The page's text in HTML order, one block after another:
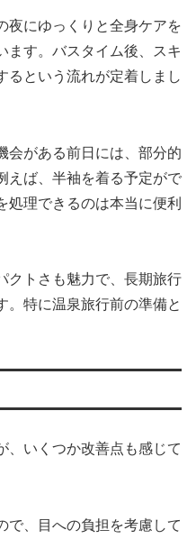
夜にゆっくりと全身ケアを
ます。バスタイム後、スキ
るという流れが定着しまし
会がある前日には、部分的
えば、半袖を着る予定がで
処理できるのは本当に便利
クトさも魅力で、長期旅行
。特に温泉旅行前の準備と
、いくつか改善点も感じて
で、目への負担を考慮して